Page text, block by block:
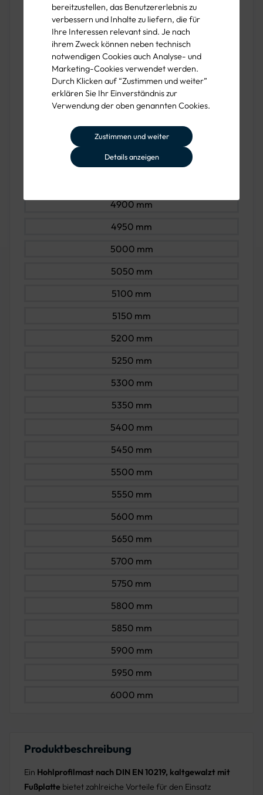
bereitzustellen, das Benutzererlebnis zu
verbessern und Inhalte zu liefern, die für
Ihre Interessen relevant sind. Je nach
ihrem Zweck können neben technisch
notwendigen Cookies auch Analyse- und
Marketing-Cookies verwendet werden.
Durch Klicken auf “Zustimmen und weiter”
erklären Sie Ihr Einverständnis zur
Verwendung der oben genannten Cookies.
Zustimmen und weiter
Details anzeigen
4450 mm
4500 mm
4550 mm
4600 mm
4650 mm
4750 mm
4800 mm
4900 mm
4950 mm
5000 mm
5050 mm
5100 mm
5150 mm
5200 mm
5250 mm
5300 mm
5350 mm
5400 mm
5450 mm
5500 mm
5550 mm
5600 mm
5650 mm
5700 mm
5750 mm
5800 mm
5850 mm
5900 mm
5950 mm
6000 mm
Produktbeschreibung
Ein Hohlprofilmast nach DIN EN 10219, kaltgewalzt mit
Fußplatte bietet zahlreiche Vorteile für den Einsatz